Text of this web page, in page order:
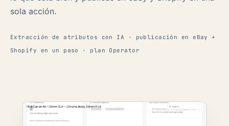
sola acción.
Extracción de atributos con IA · publicación en eBay +
Shopify en un paso · plan Operator